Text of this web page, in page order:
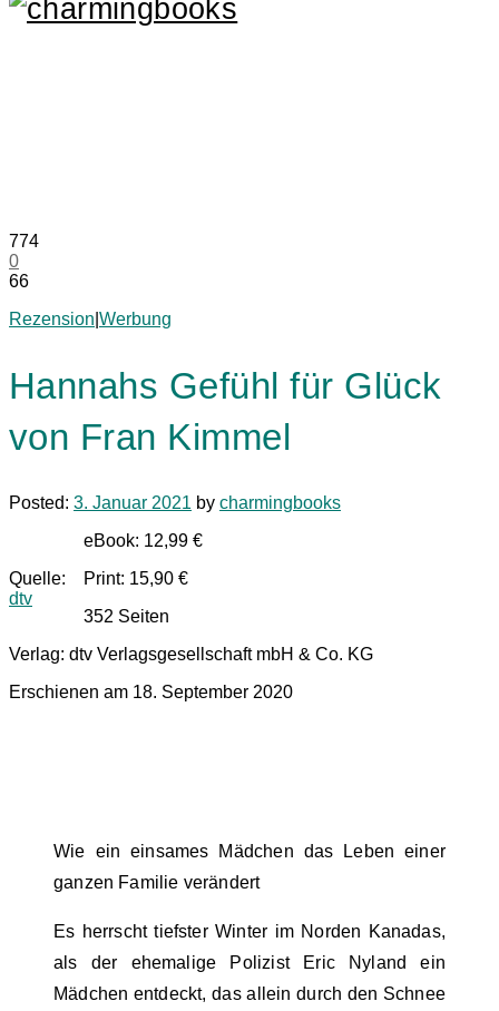
774
0
66
Rezension Werbung
Hannahs Gefühl für Glück
von Fran Kimmel
Posted: 3. Januar 2021 by charmingbooks
Quelle:
dtv
eBook: 12,99 €
Print: 15,90 €
352 Seiten
Verlag: dtv Verlagsgesellschaft mbH & Co. KG
Erschienen am 18. September 2020
Wie ein einsames Mädchen das Leben einer
ganzen Familie verändert
Es herrscht tiefster Winter im Norden Kanadas,
als der ehemalige Polizist Eric Nyland ein
Mädchen entdeckt, das allein durch den Schnee